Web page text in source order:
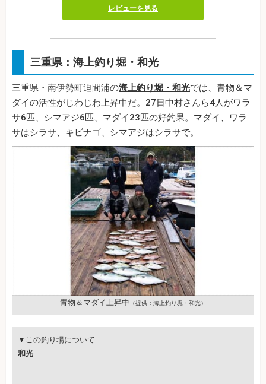
レビューを見る
三重県：海上釣り堀・和光
三重県・南伊勢町迫間浦の海上釣り堀・和光では、青物＆マ
ダイの活性がじわじわ上昇中だ。27日中村さんら4人がワラ
サ6匹、シマアジ6匹、マダイ23匹の好釣果。マダイ、ワラ
サはシラサ、キビナゴ、シマアジはシラサで。
青物＆マダイ上昇中 （提供：海上釣り堀・和光）
▼この釣り場について
和光